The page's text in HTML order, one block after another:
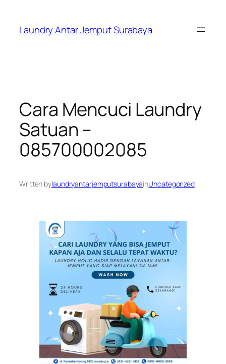
content
Laundry Antar Jemput Surabaya
Cara Mencuci Laundry
Satuan –
085700002085
Written bylaundryantarjemputsurabayainUncategorized